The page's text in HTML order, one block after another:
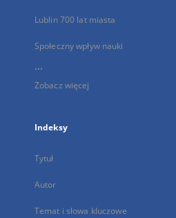
Lublin 700 lat miasta
Społeczny wpływ nauki
...
Zobacz więcej
Indeksy
Tytuł
Autor
Temat i słowa kluczowe